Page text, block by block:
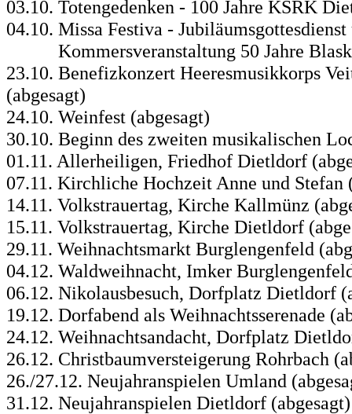
03.10. Totengedenken - 100 Jahre KSRK
04.10. Missa Festiva -
Kommersveranstaltung 50 Jahre
23.10. Benefizkonzert Heeresmusikkorps
(abgesagt)
24.10. Weinfest (abgesagt)
30.10. Beginn des zweiten musikalischen
01.11. Allerheiligen, Friedhof Dietldorf
07.11. Kirchliche Hochzeit Anne und Stefan
14.11. Volkstrauertag, Kirche Kallmünz
15.11. Volkstrauertag, Kirche Dietldorf
29.11. Weihnachtsmarkt Burglengenfeld
04.12. Waldweihnacht, Imker
06.12. Nikolausbesuch, Dorfplatz Dietldorf
19.12. Dorfabend als Weihnachtsserenade
24.12. Weihnachtsandacht, Dorfplatz
26.12. Christbaumversteigerung Rohrbach
26./27.12. Neujahranspielen Umland
31.12. Neujahranspielen Dietldorf (abgesagt)